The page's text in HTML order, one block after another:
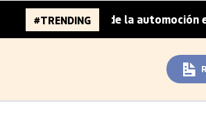
#TRENDING
millones de la automoción europea